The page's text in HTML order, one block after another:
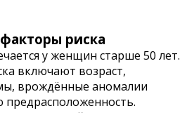
риска
у женщин старше 50 лет.
включают возраст,
врождённые аномалии
предрасположенность.